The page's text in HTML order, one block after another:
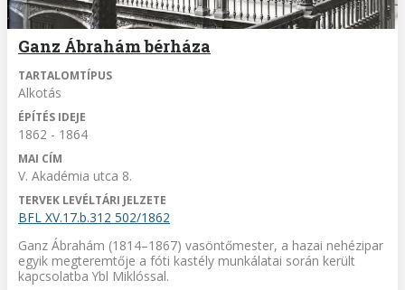
Ganz Ábrahám bérháza
TARTALOMTÍPUS
Alkotás
ÉPÍTÉS IDEJE
1862 - 1864
MAI CÍM
V. Akadémia utca 8.
TERVEK LEVÉLTÁRI JELZETE
BFL XV.17.b.312 502/1862
Ganz Ábrahám (1814–1867) vasöntőmester, a hazai nehézipar
egyik megteremtője a fóti kastély munkálatai során került
kapcsolatba Ybl Miklóssal.